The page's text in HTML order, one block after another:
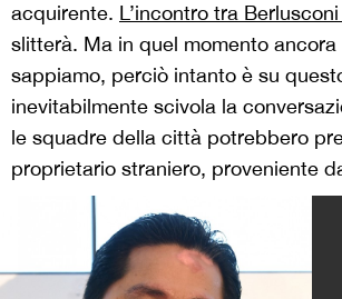
acquirente. L’incontro tra
slitterà. Ma in quel momento ancora
sappiamo, perciò intanto è su
inevitabilmente scivola la
le squadre della città potrebbero
proprietario straniero, proveniente